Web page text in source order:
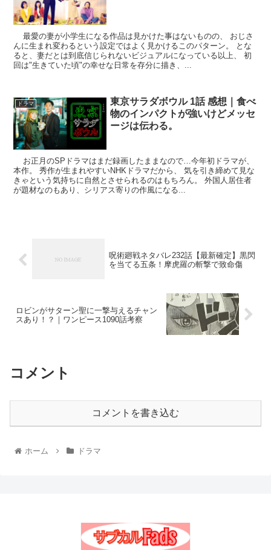
最愛の妻が小学生になる作品は見かけた事はないものの、 おじさ
んに生まれ変わるという設定ではよく見かけるこのパターン。 とな
ると、妻だとは到底信じられないビジュアルになっている以上、 初
回は"生きていた頃"の幸せな日常を存分に描き、...
ドラマ
東京サラダボウル 1話 感想｜食べ
物のインパクトが強いけどメッセ
ージは伝わる。
お正月のSPドラマはまだ録画したままなので…今年初ドラマが、
本作。 秀作が生まれやすいNHKドラマだから、 気を引き締めて見な
きゃという気持ちに自然とさせられるのはもちろん。 外国人居住者
が題材なのもあり、シリアス寄りの作風になる...
呪術廻戦ネタバレ232話【最新確定】黒閃
を当てる五条！摩虎羅の斬撃で致命傷
ロビンがサターン聖に一撃与えるチャン
スあり！？｜ワンピース1090話考察
コメント
コメントを書き込む
ホーム ドラマ